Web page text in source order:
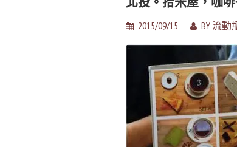
2015/09/15 BY流動